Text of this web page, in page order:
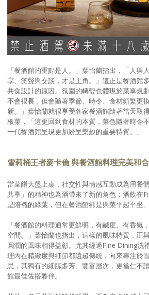
「餐酒館的重點是人。」葉怡蘭指出，「人與
享、笑聲與交談，才是主角。」這正是餐酒館
共食設計的原因。氛圍的轉變也體現於菜單規
不會很長，但會隨著季節、時令、食材頻繁更
新。」葉怡蘭就很享受各家餐酒館隨著當天取
板菜，「這更回到食材的本質，菜色隨著時令
一代餐酒館呈現更加紛呈樂趣的重要特質。」
雪莉桶王者麥卡倫 與餐酒館料理完美和合
當菜餚大盤上桌，社交性與情感互動成為用餐
共享」的精神也為酒帶來了新的角色：酒飲在
是陪襯的綠葉，但在餐酒館卻是與菜平起平坐
「餐酒館的料理通常更鮮明，有鹹度、有香氣
空間。」葉怡蘭也指出，這樣的風味特質，正
圓潤的風味相得益彰。尤其經過Fine Dining洗
理內在精緻度與細節都遠超傳統，向來專注於
忌，其獨有的細膩多芳、豐富層次，更當仁不
館最佳佐搭夥伴。